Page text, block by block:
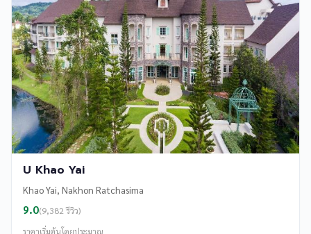
U Khao Yai
Khao Yai, Nakhon Ratchasima
9.0(9,382 รีวิว)
ราคาเริ่มต้นโดยประมาณ